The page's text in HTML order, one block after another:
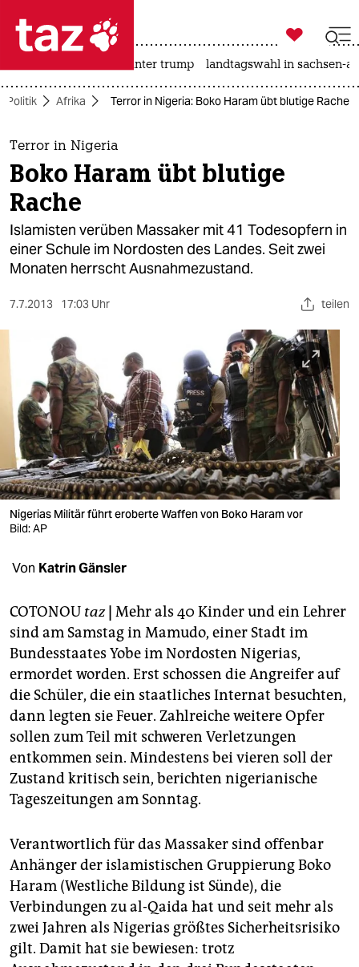
 taz zahl ich
taz zahl ich
themen
politik
öko
gesellschaft
sport
berlin
nord
wahrheit
verlag
verlag
veranstaltungen
shop
unterstützen
abo
genossenschaft
epaper login

taz zahl ich
usa unter trump landtagswahl in sachsen-
Politik Afrika Terror in Nigeria: Boko Haram übt blutige Rache
Terror in Nigeria
Boko Haram übt blutige
Rache
Islamisten verüben Massaker mit 41 Todesopfern in
einer Schule im Nordosten des Landes. Seit zwei
Monaten herrscht Ausnahmezustand.
7.7.2013 17:03 Uhr teilen
Nigerias Militär führt eroberte Waffen von Boko Haram vor
Bild: AP
Von Katrin Gänsler
COTONOU taz Mehr als 40 Kinder und ein Lehrer
sind am Samstag in Mamudo, einer Stadt im
Bundesstaates Yobe im Nordosten Nigerias,
ermordet worden. Erst schossen die Angreifer auf
die Schüler, die ein staatliches Internat besuchten,
dann legten sie Feuer. Zahlreiche weitere Opfer
sollen zum Teil mit schweren Verletzungen
entkommen sein. Mindestens bei vieren soll der
Zustand kritisch sein, berichten nigerianische
Tageszeitungen am Sonntag.
Verantwortlich für das Massaker sind offenbar
Anhänger der islamistischen Gruppierung Boko
Haram (Westliche Bildung ist Sünde), die
Verbindungen zu al-Qaida hat und seit mehr als
zwei Jahren als Nigerias größtes Sicherheitsrisiko
gilt. Damit hat sie bewiesen: trotz